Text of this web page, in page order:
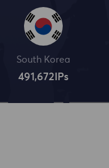
South Korea
491,672 IPs